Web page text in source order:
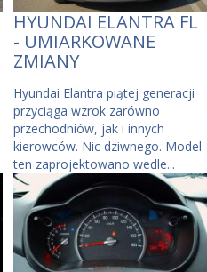
HYUNDAI ELANTRA FL
- UMIARKOWANE
ZMIANY
Hyundai Elantra piątej generacji
przyciąga wzrok zarówno
przechodniów, jak i innych
kierowców. Nic dziwnego. Model
ten zaprojektowano wedle...